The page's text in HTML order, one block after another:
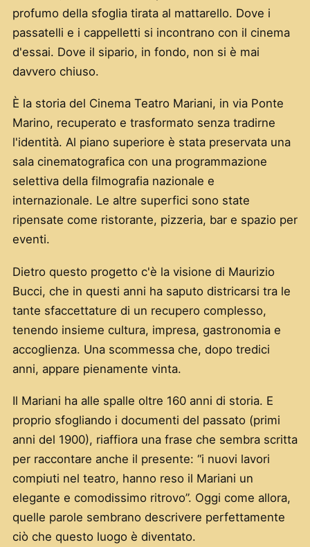
profumo della sfoglia tirata al mattarello. Dove i
passatelli e i cappelletti si incontrano con il cinema
d'essai. Dove il sipario, in fondo, non si è mai
davvero chiuso.
È la storia del Cinema Teatro Mariani, in via Ponte
Marino, recuperato e trasformato senza tradirne
l'identità. Al piano superiore è stata preservata una
sala cinematografica con una programmazione
selettiva della filmografia nazionale e
internazionale. Le altre superfici sono state
ripensate come ristorante, pizzeria, bar e spazio per
eventi.
Dietro questo progetto c'è la visione di Maurizio
Bucci, che in questi anni ha saputo districarsi tra le
tante sfaccettature di un recupero complesso,
tenendo insieme cultura, impresa, gastronomia e
accoglienza. Una scommessa che, dopo tredici
anni, appare pienamente vinta.
Il Mariani ha alle spalle oltre 160 anni di storia. E
proprio sfogliando i documenti del passato (primi
anni del 1900), riaffiora una frase che sembra scritta
per raccontare anche il presente: “i nuovi lavori
compiuti nel teatro, hanno reso il Mariani un
elegante e comodissimo ritrovo”. Oggi come allora,
quelle parole sembrano descrivere perfettamente
ciò che questo luogo è diventato.